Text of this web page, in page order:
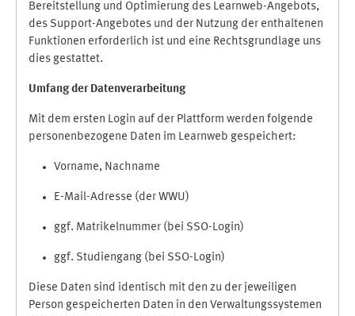
Bereitstellung und Optimierung des Learnweb-Angebots,
des Support-Angebotes und der Nutzung der enthaltenen
Funktionen erforderlich ist und eine Rechtsgrundlage uns
dies gestattet.
Umfang der Datenverarbeitung
Mit dem ersten Login auf der Plattform werden folgende
personenbezogene Daten im Learnweb gespeichert:
Vorname, Nachname
E-Mail-Adresse (der WWU)
ggf. Matrikelnummer (bei SSO-Login)
ggf. Studiengang (bei SSO-Login)
Diese Daten sind identisch mit den zu der jeweiligen
Person gespeicherten Daten in den Verwaltungssystemen